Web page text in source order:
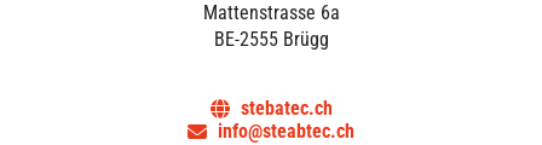
Mattenstrasse 6a
BE-2555 Brügg
stebatec.ch
info@steabtec.ch